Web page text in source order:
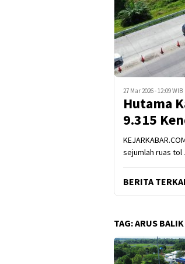
27 Mar 2026 - 12:09 WIB
Hutama
9.315
sejumlah ruas
BERITA
TAG:ARUS BALIK